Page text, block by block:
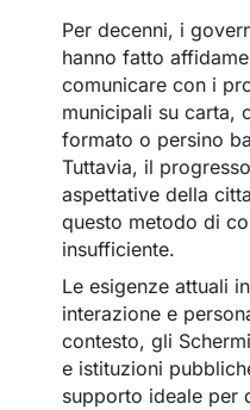
Per decenni, i
hanno fatto
comunicare con i
municipali su carta,
formato o persino
Tuttavia, il
aspettative della
questo metodo di
insufficiente.
Le esigenze attuali
interazione e
contesto, gli
e istituzioni
supporto ideale per